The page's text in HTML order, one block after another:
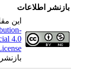
بازنشر اطلاعات
این
4.0
License